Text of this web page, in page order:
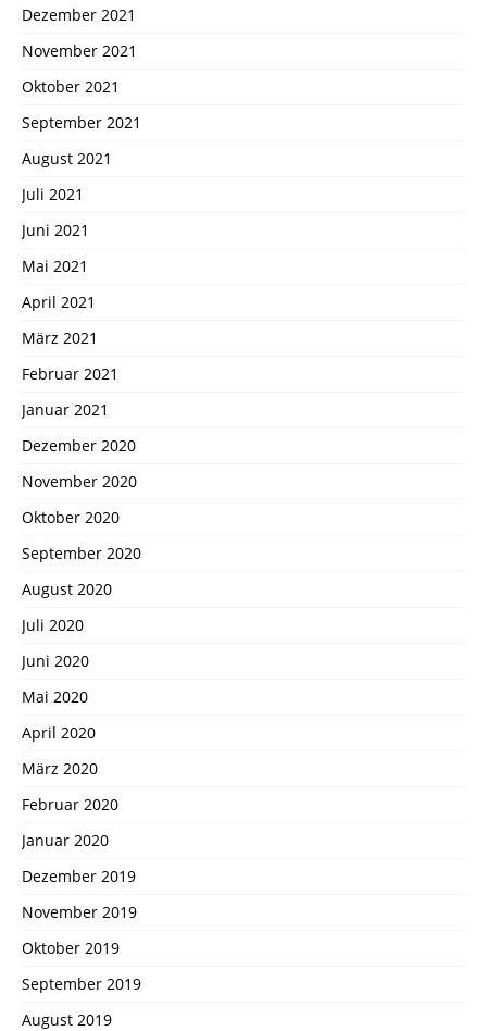
Dezember 2021
November 2021
Oktober 2021
September 2021
August 2021
Juli 2021
Juni 2021
Mai 2021
April 2021
März 2021
Februar 2021
Januar 2021
Dezember 2020
November 2020
Oktober 2020
September 2020
August 2020
Juli 2020
Juni 2020
Mai 2020
April 2020
März 2020
Februar 2020
Januar 2020
Dezember 2019
November 2019
Oktober 2019
September 2019
August 2019